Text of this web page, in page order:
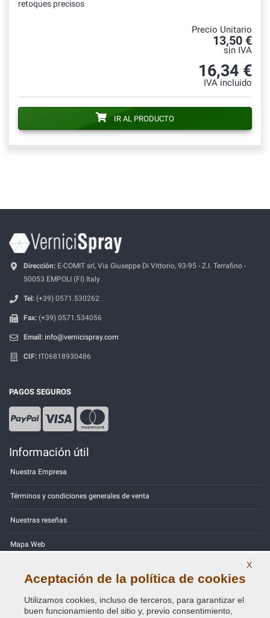
retoques precisos
Precio Unitario
13,50 €
sin IVA
16,34 €
IVA incluido
IR AL PRODUCTO
Dirección: E-COMIT srl, Via Giuseppe Di Vittorio, 93-95 - Z.I. Terrafino -
50053 EMPOLI (FI) Italy
Tel: (+39) 0571.530262
Fax: (+39) 0571.534056
Email: info@vernicispray.com
CIF: IT06818930486
PAGOS SEGUROS
Información útil
Nuestra Empresa
Términos y condiciones generales de venta
Nuestras reseñas
Mapa Web
X
Aceptación de la política de cookies
Utilizamos cookies, incluso de terceros, para garantizar el
buen funcionamiento del sitio y, previo consentimiento,